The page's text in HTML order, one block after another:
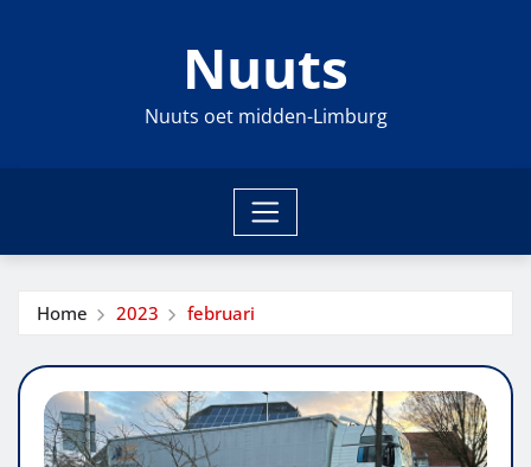
Nuuts
Nuuts oet midden-Limburg
Home 2023 februari